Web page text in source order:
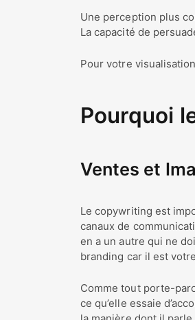
Une perception plus
La capacité de
Pour votre
Pourquoi
Ventes et
Le copywriting est
canaux de
en a un autre qui ne
branding car il est
Comme tout porte-
ce qu’elle essaie